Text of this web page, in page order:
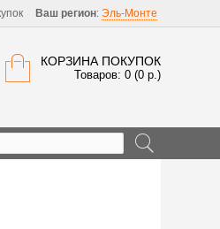
Ваш регион: Эль-Монте
КОРЗИНА ПОКУПОК
Товаров: 0 (0 р.)